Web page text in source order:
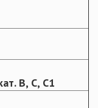
В, С, С1